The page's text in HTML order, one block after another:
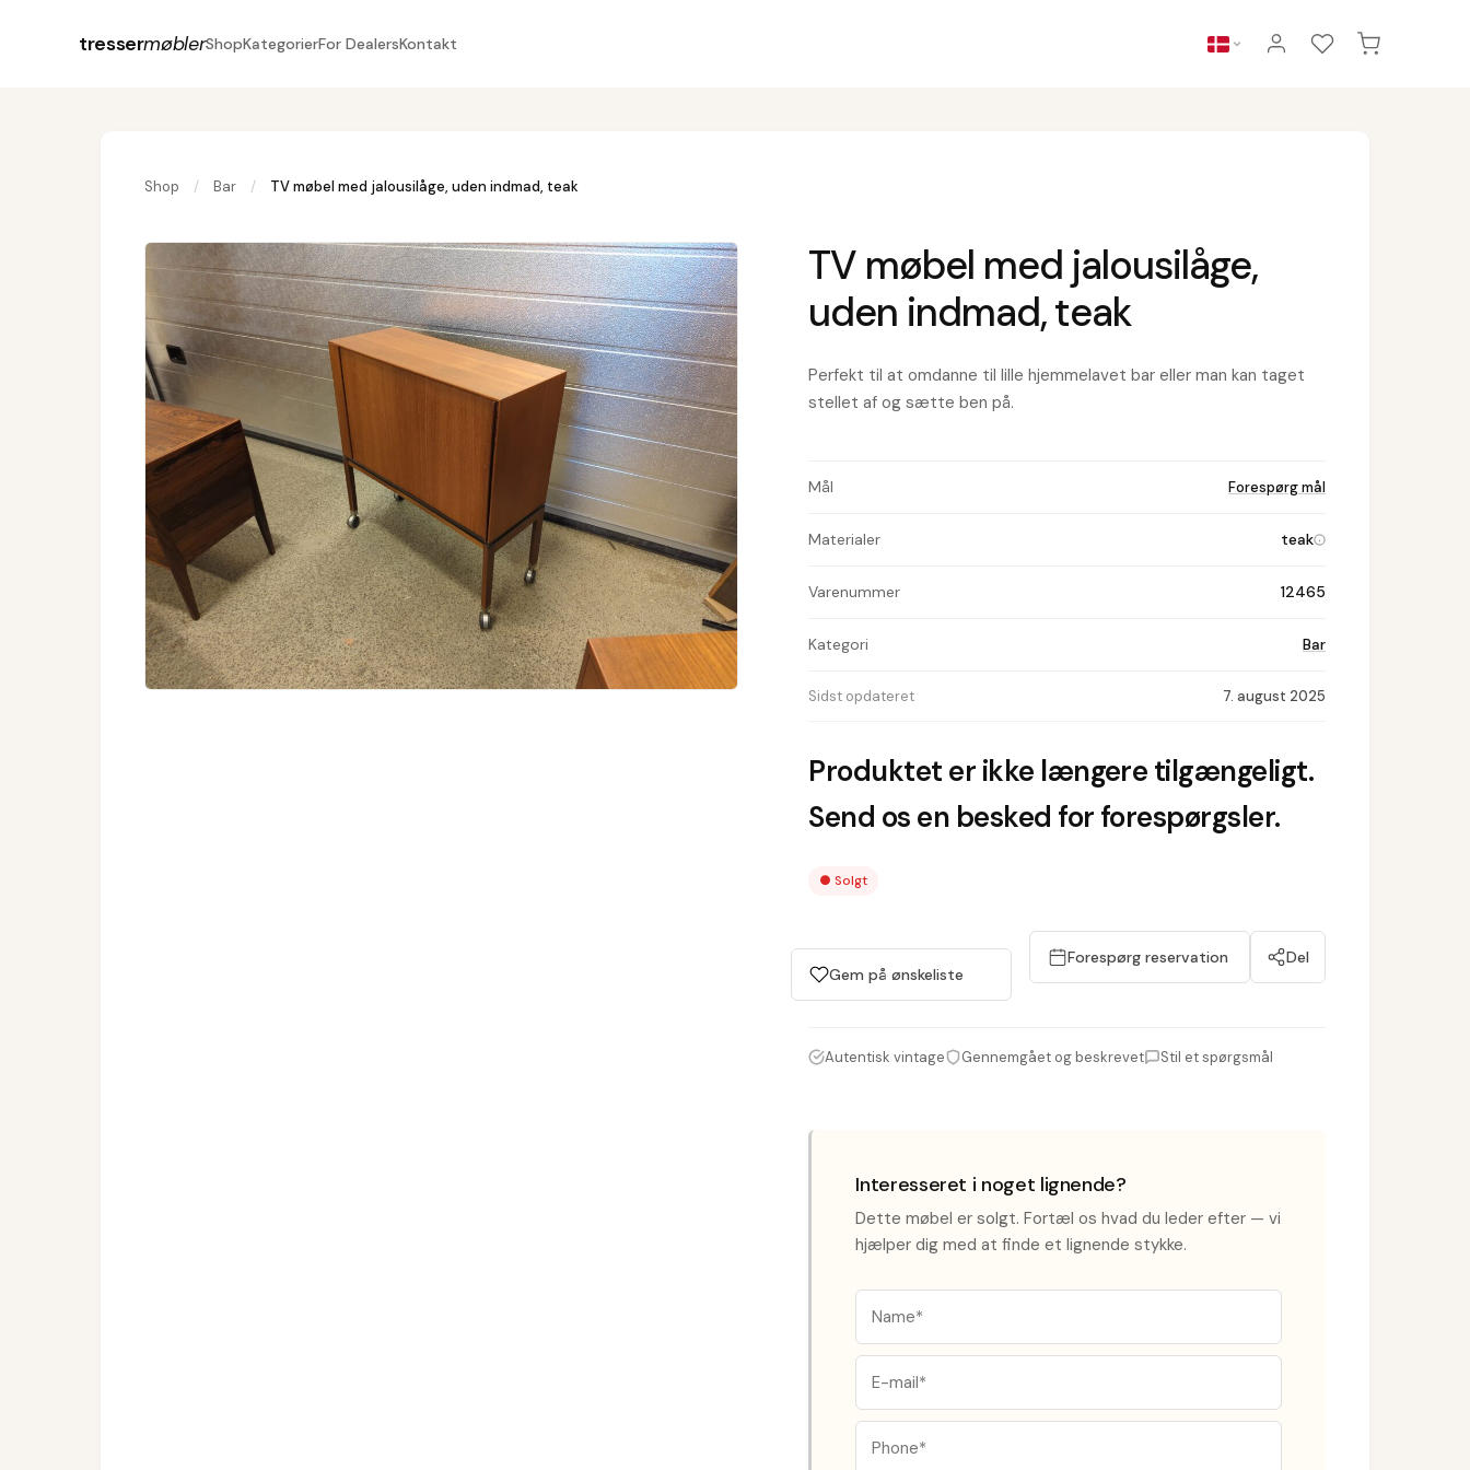
tressermøblerShopKategorierFor DealersKontakt
Shop / Bar / TV møbel med jalousilåge, uden indmad, teak
TV møbel med jalousilåge,
uden indmad, teak
Perfekt til at omdanne til lille hjemmelavet bar eller man kan taget
stellet af og sætte ben på.
Mål Forespørg mål
Materialer teak
Varenummer 12465
Kategori Bar
Sidst opdateret 7. august 2025
Produktet er ikke længere tilgængeligt.
Send os en besked for forespørgsler.
●Solgt
Gem på ønskeliste
Forespørg reservation Del
Autentisk vintage Gennemgået og beskrevet Stil et spørgsmål
Interesseret i noget lignende?
Dette møbel er solgt. Fortæl os hvad du leder efter — vi
hjælper dig med at finde et lignende stykke.